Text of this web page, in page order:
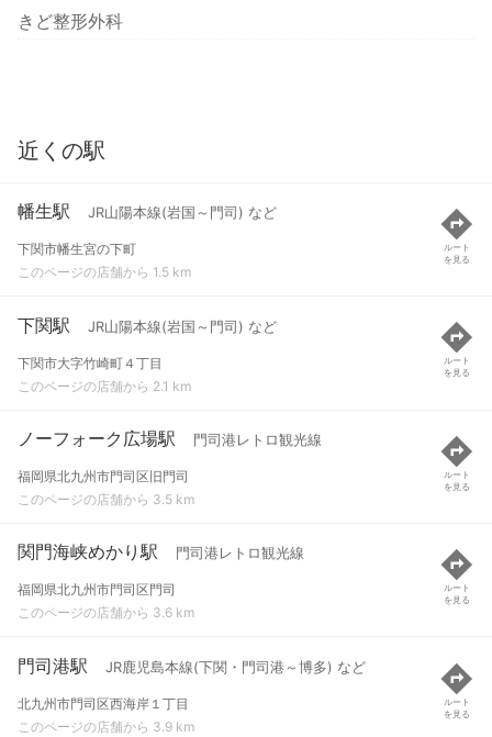
きど整形外科
近くの駅
幡生駅 JR山陽本線(岩国～門司) など
下関市幡生宮の下町
このページの店舗から 1.5 km
ルート
を見る
下関駅 JR山陽本線(岩国～門司) など
下関市大字竹崎町４丁目
このページの店舗から 2.1 km
ルート
を見る
ノーフォーク広場駅 門司港レトロ観光線
福岡県北九州市門司区旧門司
このページの店舗から 3.5 km
ルート
を見る
関門海峡めかり駅 門司港レトロ観光線
福岡県北九州市門司区門司
このページの店舗から 3.6 km
ルート
を見る
門司港駅 JR鹿児島本線(下関・門司港～博多) など
北九州市門司区西海岸１丁目
このページの店舗から 3.9 km
ルート
を見る